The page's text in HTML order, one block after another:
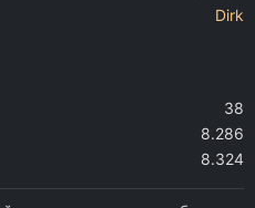
Dirk
38
8.286
8.324